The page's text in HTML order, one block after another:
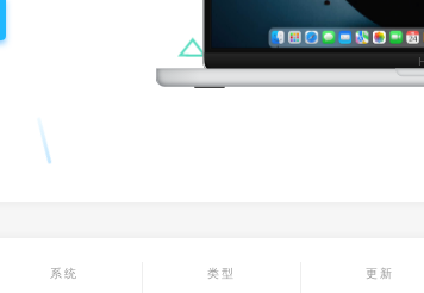
系统 类型 更新